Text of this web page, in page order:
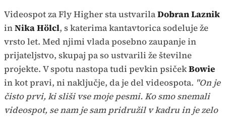
Videospot za Fly Higher sta ustvarilaDobran Laznik
inNika Hölcl, s katerima kantavtorica sodeluje že
vrsto let. Med njimi vlada posebno zaupanje in
prijateljstvo, skupaj pa so ustvarili že številne
projekte. V spotu nastopa tudi pevkin psičekBowie
in kot pravi, ni naključje, da je del videospota. "On je
čisto prvi, ki sliši vse moje pesmi. Ko smo snemali
videospot, se nam je sam pridružil v kadru in je zelo